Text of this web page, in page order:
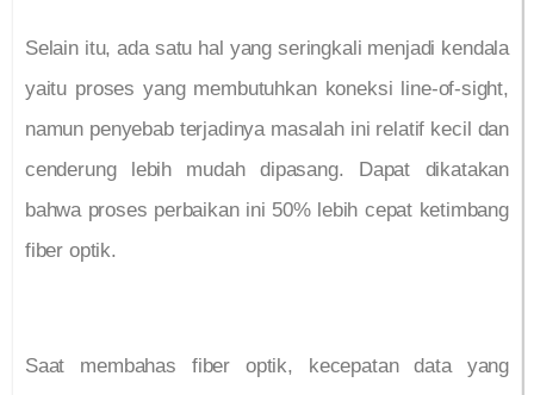
Selain itu, ada satu hal yang seringkali menjadi kendala
yaitu proses yang membutuhkan koneksi line-of-sight,
namun penyebab terjadinya masalah ini relatif kecil dan
cenderung lebih mudah dipasang. Dapat dikatakan
bahwa proses perbaikan ini 50% lebih cepat ketimbang
fiber optik.
Saat membahas fiber optik, kecepatan data yang